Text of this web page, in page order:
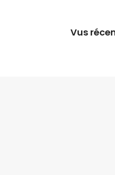
Vus